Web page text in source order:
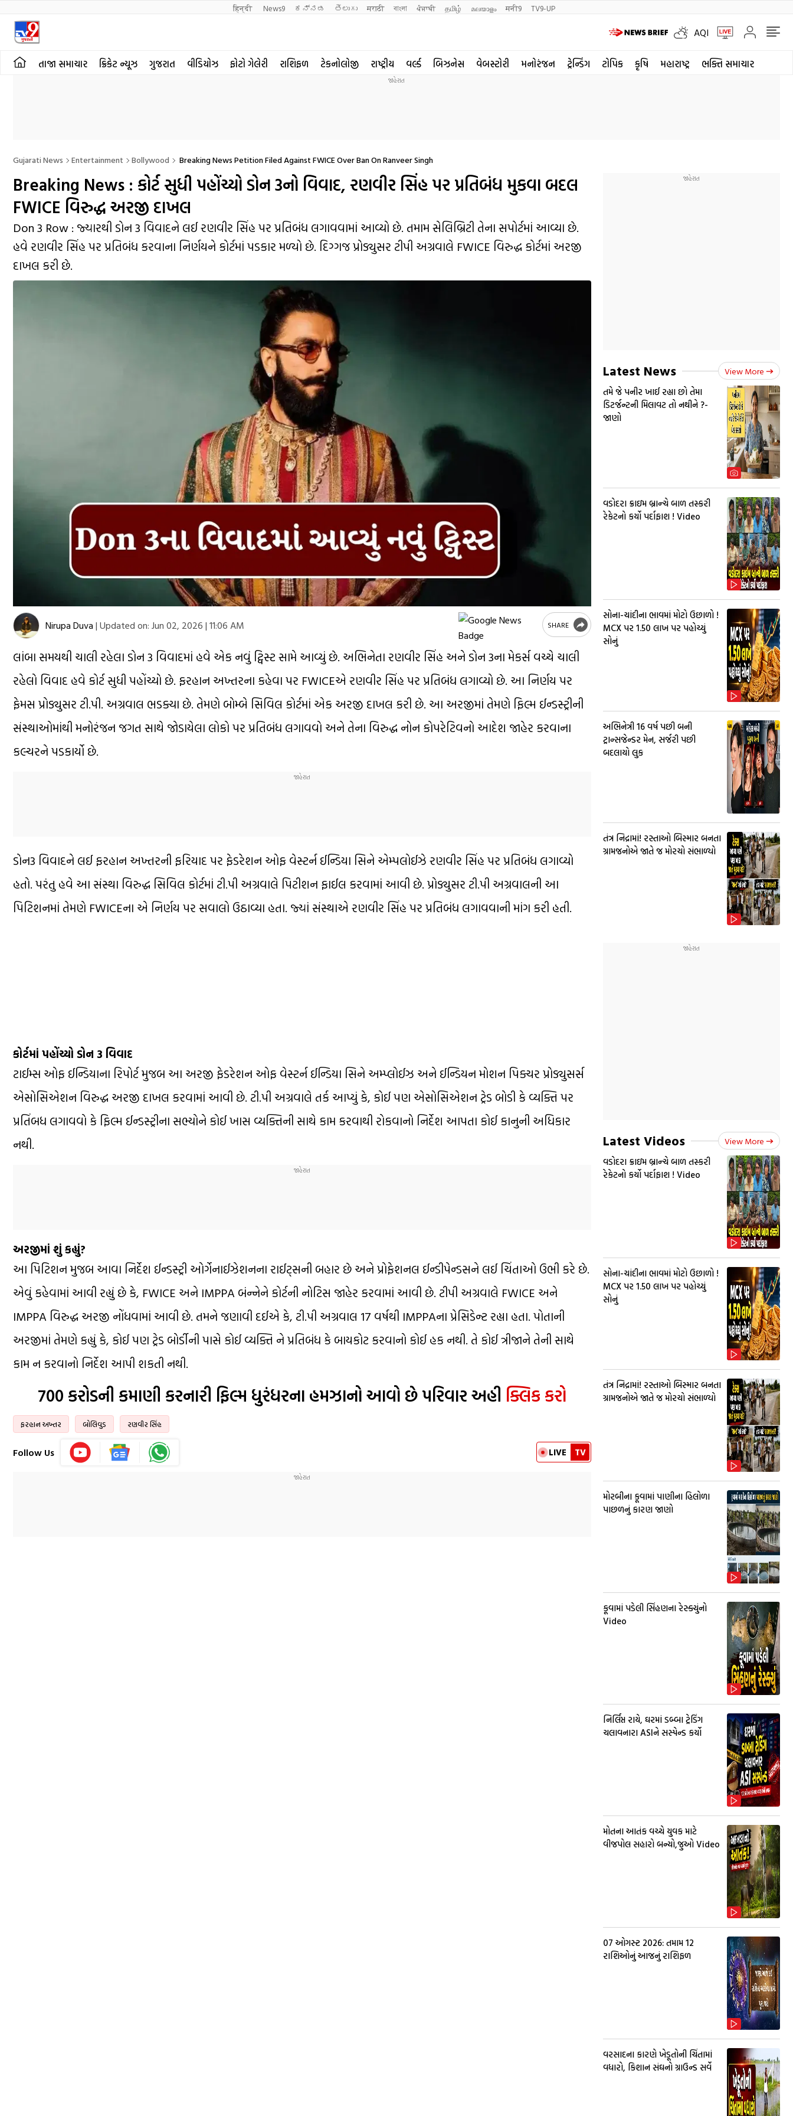
हिन्दी News9 ಕನ್ನಡ తెలుగు मराठी বাংলা ਪੰਜਾਬੀ தமிழ் മലയാളം मनी9 TV9-UP
AQI
તાજા સમાચાર ક્રિકેટ ન્યૂઝ ગુજરાત વીડિયોઝ ફોટો ગેલેરી રાશિફળ ટેકનોલોજી રાષ્ટ્રીય વર્લ્ડ બિઝનેસ વેબસ્ટોરી મનોરંજન ટ્રેન્ડિંગ ટોપિક કૃષિ મહારાષ્ટ્ર ભક્તિ સમાચાર
Gujarati News Entertainment Bollywood Breaking News Petition Filed Against FWICE Over Ban On Ranveer Singh
Breaking News : કોર્ટ સુધી પહોંચ્યો ડોન 3નો વિવાદ, રણવીર સિંહ પર પ્રતિબંધ મુકવા બદલ
FWICE વિરુદ્ધ અરજી દાખલ
Don 3 Row : જ્યારથી ડોન 3 વિવાદને લઈ રણવીર સિંહ પર પ્રતિબંધ લગાવવામાં આવ્યો છે. તમામ સેલિબ્રિટી તેના સપોર્ટમાં આવ્યા છે.
હવે રણવીર સિંહ પર પ્રતિબંધ કરવાના નિર્ણયને કોર્ટમાં પડકાર મળ્યો છે. દિગ્ગજ પ્રોડ્યુસર ટીપી અગ્રવાલે FWICE વિરુદ્ધ કોર્ટમાં અરજી
દાખલ કરી છે.
Nirupa Duva | Updated on: Jun 02, 2026 | 11:06 AM SHARE
લાંબા સમયથી ચાલી રહેલા ડોન 3 વિવાદમાં હવે એક નવું ટ્વિસ્ટ સામે આવ્યું છે. અભિનેતા રણવીર સિંહ અને ડોન 3ના મેકર્સ વચ્ચે ચાલી
રહેલો વિવાદ હવે કોર્ટ સુધી પહોંચ્યો છે. ફરહાન અખ્તરના કહેવા પર FWICEએ રણવીર સિંહ પર પ્રતિબંધ લગાવ્યો છે. આ નિર્ણય પર
ફેમસ પ્રોડ્યુસર ટી.પી. અગ્રવાલ ભડક્યા છે. તેમણે બોમ્બે સિવિલ કોર્ટમાં એક અરજી દાખલ કરી છે. આ અરજીમાં તેમણે ફિલ્મ ઈન્ડસ્ટ્રીની
સંસ્થાઓમાંથી મનોરંજન જગત સાથે જોડાયેલા લોકો પર પ્રતિબંધ લગાવવો અને તેના વિરુદ્ધ નોન કોપરેટિવનો આદેશ જાહેર કરવાના
કલ્ચરને પડકાર્યો છે.
ડોન3 વિવાદને લઈ ફરહાન અખ્તરની ફરિયાદ પર ફેડરેશન ઓફ વેસ્ટર્ન ઈન્ડિયા સિને એમ્પલોઈઝે રણવીર સિંહ પર પ્રતિબંધ લગાવ્યો
હતો. પરંતુ હવે આ સંસ્થા વિરુદ્ધ સિવિલ કોર્ટમાં ટી.પી અગ્રવાલે પિટીશન ફાઈલ કરવામાં આવી છે. પ્રોડ્યુસર ટી.પી અગ્રવાલની આ
પિટિશનમાં તેમણે FWICEના એ નિર્ણય પર સવાલો ઉઠાવ્યા હતા. જ્યાં સંસ્થાએ રણવીર સિંહ પર પ્રતિબંધ લગાવવાની માંગ કરી હતી.
કોર્ટમાં પહોંચ્યો ડોન 3 વિવાદ
ટાઈમ્સ ઓફ ઈન્ડિયાના રિપોર્ટ મુજબ આ અરજી ફેડરેશન ઓફ વેસ્ટર્ન ઈન્ડિયા સિને અમ્પ્લોઈઝ અને ઈન્ડિયન મોશન પિક્ચર પ્રોડ્યુસર્સ
એસોસિએશન વિરુદ્ધ અરજી દાખલ કરવામાં આવી છે. ટી.પી અગ્રવાલે તર્ક આપ્યું કે, કોઈ પણ એસોસિએશન ટ્રેડ બોડી કે વ્યક્તિ પર
પ્રતિંબધ લગાવવો કે ફિલ્મ ઈન્ડસ્ટ્રીના સભ્યોને કોઈ ખાસ વ્યક્તિની સાથે કામ કરવાથી રોકવાનો નિર્દેશ આપતા કોઈ કાનુની અધિકાર
નથી.
અરજીમાં શું કહ્યું?
આ પિટિશન મુજબ આવા નિર્દેશ ઈન્ડસ્ટ્રી ઓર્ગેનાઈઝેશનના રાઈટ્સની બહાર છે અને પ્રોફેશનલ ઈન્ડીપેન્ડસને લઈ ચિંતાઓ ઉભી કરે છે.
એવું કહેવામાં આવી રહ્યું છે કે, FWICE અને IMPPA બંન્નેને કોર્ટની નોટિસ જાહેર કરવામાં આવી છે. ટીપી અગ્રવાલે FWICE અને
IMPPA વિરુદ્ધ અરજી નોંધવામાં આવી છે. તમને જણાવી દઈએ કે, ટી.પી અગ્રવાલ 17 વર્ષથી IMPPAના પ્રેસિડેન્ટ રહ્યા હતા. પોતાની
અરજીમાં તેમણે કહ્યું કે, કોઈ પણ ટ્રેડ બોર્ડીની પાસે કોઈ વ્યક્તિ ને પ્રતિબંધ કે બાયકોટ કરવાનો કોઈ હક નથી. તે કોઈ ત્રીજાને તેની સાથે
કામ ન કરવાનો નિર્દેશ આપી શકતી નથી.
700 કરોડની કમાણી કરનારી ફિલ્મ ધુરંધરના હમઝાનો આવો છે પરિવાર અહી ક્લિક કરો
ફરહાન અખ્તર બોલિવુડ રણવીર સિંહ
Follow Us LIVE TV
Latest News View More
તમે જે પનીર ખાઈ રહ્યા છો તેમા
ડિટર્જન્ટની મિલાવટ તો નથીને ?-
જાણો
વડોદરા ક્રાઇમ બ્રાન્ચે બાળ તસ્કરી
રેકેટનો કર્યો પર્દાફાશ ! Video
સોના-ચાંદીના ભાવમાં મોટો ઉછાળો !
MCX પર ₹1.50 લાખ પર પહોચ્યું
સોનું
અભિનેત્રી 16 વર્ષ પછી બની
ટ્રાન્સજેન્ડર મેન, સર્જરી પછી
બદલાયો લુક
તંત્ર નિદ્રામાં! રસ્તાઓ બિસ્માર બનતા
ગ્રામજનોએ જાતે જ મોરચો સંભાળ્યો
Latest Videos View More
વડોદરા ક્રાઇમ બ્રાન્ચે બાળ તસ્કરી
રેકેટનો કર્યો પર્દાફાશ ! Video
સોના-ચાંદીના ભાવમાં મોટો ઉછાળો !
MCX પર ₹1.50 લાખ પર પહોચ્યું
સોનું
તંત્ર નિદ્રામાં! રસ્તાઓ બિસ્માર બનતા
ગ્રામજનોએ જાતે જ મોરચો સંભાળ્યો
મોરબીના કૂવામાં પાણીના હિલોળા
પાછળનું કારણ જાણો
કૂવામાં પડેલી સિંહણના રેસ્ક્યુંનો
Video
નિર્લિપ્ત રાયે, ઘરમાં ડબ્બા ટ્રેડિંગ
ચલાવનારા ASIને સસ્પેન્ડ કર્યો
મોતના આતંક વચ્ચે યુવક માટે
વીજપોલ સહારો બન્યો,જુઓ Video
07 ઓગસ્ટ 2026: તમામ 12
રાશિઓનું આજનું રાશિફળ
વરસાદના કારણે ખેડૂતોની ચિંતામાં
વધારો, કિશાન સંઘનો ગ્રાઉન્ડ સર્વે